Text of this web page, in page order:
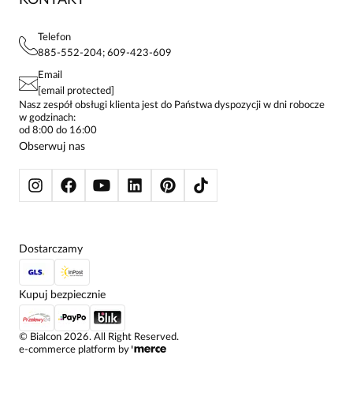
MAPA WITRYNY
KONTAKTY
POLITYKA PRYWATNOŚCI
STREFA STAŁEGO KLIENTA
KOSZULE DAMSKIE
SPODNIE DAMSKIE
ŻAKIETY I MARYNARKI
SWETRY
BLUZY
Telefon
885-552-204; 609-423-609
Email
[email protected]
Nasz zespół obsługi klienta jest do Państwa dyspozycji w dni robocze
w godzinach:
od 8:00 do 16:00
Obserwuj nas
© Bialcon 2026. All Right Reserved.
e-commerce platform by
Dostarczamy
Kupuj bezpiecznie